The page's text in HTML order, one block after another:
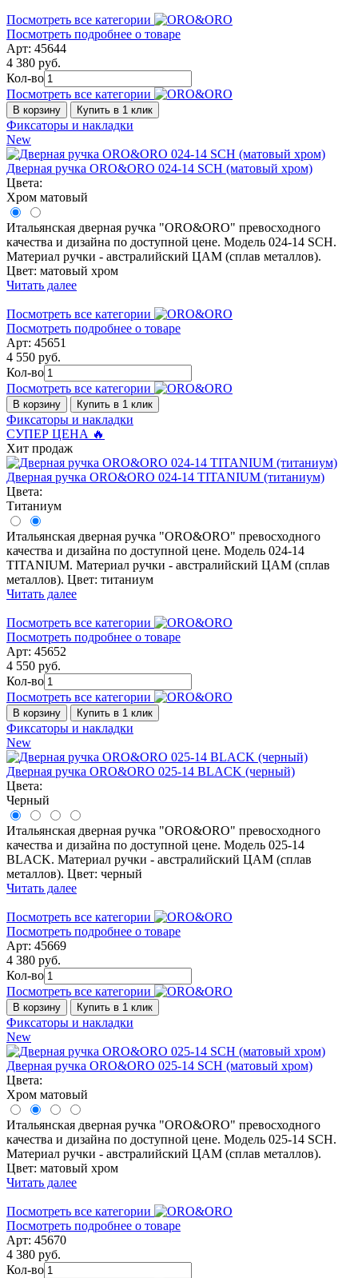
Посмотреть все категории
Посмотреть подробнее о товаре
Арт: 45644
4 380 руб.
Кол-во
Посмотреть все категории
В корзину Купить в 1 клик
Фиксаторы и накладки
New
Дверная ручка ORO&ORO 024-14 SCH (матовый хром)
Цвета:
Хром матовый
Итальянская дверная ручка "ORO&ORO" превосходного
качества и дизайна по доступной цене. Модель 024-14 SCH.
Материал ручки - австралийский ЦАМ (сплав металлов).
Цвет: матовый хром
Читать далее
Посмотреть все категории
Посмотреть подробнее о товаре
Арт: 45651
4 550 руб.
Кол-во
Посмотреть все категории
В корзину Купить в 1 клик
Фиксаторы и накладки
СУПЕР ЦЕНА 🔥
Хит продаж
Дверная ручка ORO&ORO 024-14 TITANIUM (титаниум)
Цвета:
Титаниум
Итальянская дверная ручка "ORO&ORO" превосходного
качества и дизайна по доступной цене. Модель 024-14
TITANIUM. Материал ручки - австралийский ЦАМ (сплав
металлов). Цвет: титаниум
Читать далее
Посмотреть все категории
Посмотреть подробнее о товаре
Арт: 45652
4 550 руб.
Кол-во
Посмотреть все категории
В корзину Купить в 1 клик
Фиксаторы и накладки
New
Дверная ручка ORO&ORO 025-14 BLACK (черный)
Цвета:
Черный
Итальянская дверная ручка "ORO&ORO" превосходного
качества и дизайна по доступной цене. Модель 025-14
BLACK. Материал ручки - австралийский ЦАМ (сплав
металлов). Цвет: черный
Читать далее
Посмотреть все категории
Посмотреть подробнее о товаре
Арт: 45669
4 380 руб.
Кол-во
Посмотреть все категории
В корзину Купить в 1 клик
Фиксаторы и накладки
New
Дверная ручка ORO&ORO 025-14 SCH (матовый хром)
Цвета:
Хром матовый
Итальянская дверная ручка "ORO&ORO" превосходного
качества и дизайна по доступной цене. Модель 025-14 SCH.
Материал ручки - австралийский ЦАМ (сплав металлов).
Цвет: матовый хром
Читать далее
Посмотреть все категории
Посмотреть подробнее о товаре
Арт: 45670
4 380 руб.
Кол-во